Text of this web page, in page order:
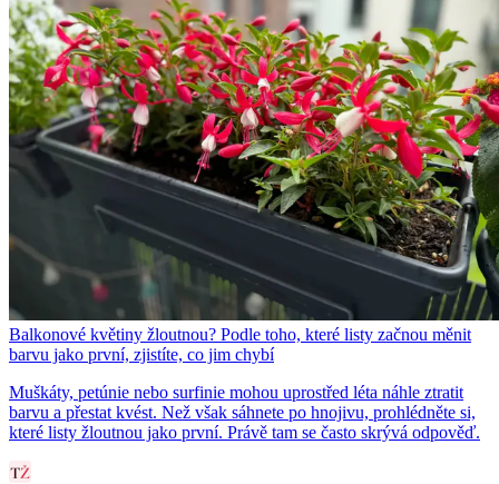
Balkonové květiny žloutnou? Podle toho, které listy začnou měnit
barvu jako první, zjistíte, co jim chybí
Muškáty, petúnie nebo surfinie mohou uprostřed léta náhle ztratit
barvu a přestat kvést. Než však sáhnete po hnojivu, prohlédněte si,
které listy žloutnou jako první. Právě tam se často skrývá odpověď.